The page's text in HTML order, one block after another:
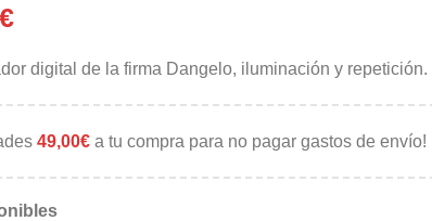
€
digital de la firma Dangelo, iluminación y repetición.
49,00€a tu compra para no pagar gastos de envío!